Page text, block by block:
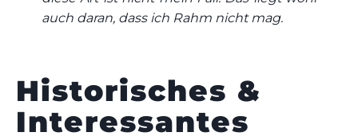
auch daran, dass ich Rahm nicht mag.
Historisches &
Interessantes